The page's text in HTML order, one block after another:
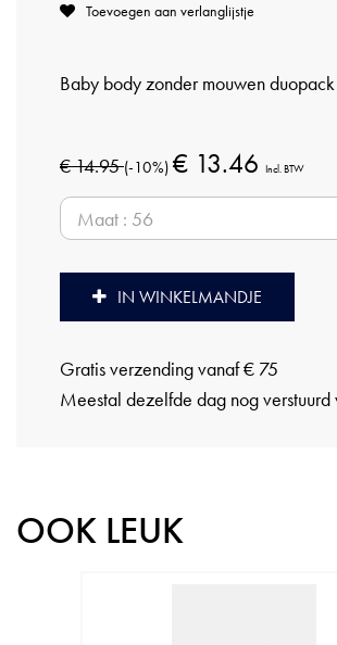
Toevoegen aan verlanglijstje
Baby body zonder mouwen duopack
€ 14.95(-10%) € 13.46 Incl. BTW
IN WINKELMANDJE
Gratis verzending vanaf € 75
Meestal dezelfde dag nog verstuurd
OOK LEUK